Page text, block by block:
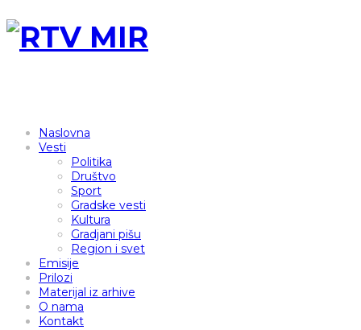
Naslovna
Vesti
Politika
Društvo
Sport
Gradske vesti
Kultura
Gradjani pišu
Region i svet
Emisije
Prilozi
Materijal iz arhive
O nama
Kontakt